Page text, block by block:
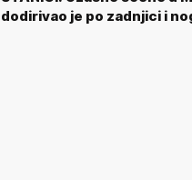
dodirivao je po zadnjici i